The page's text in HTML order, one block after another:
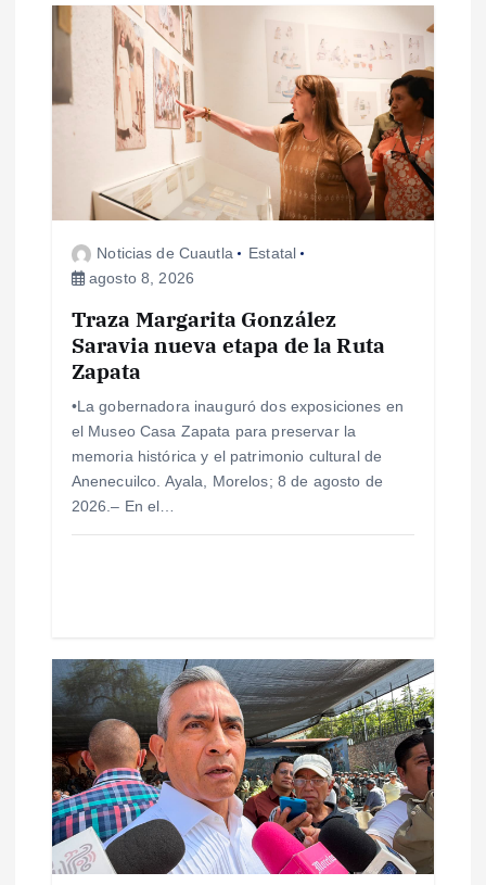
ó
d
a
s
Noticias de Cuautla
Estatal
agosto 8, 2026
Traza Margarita González
Saravia nueva etapa de la Ruta
Zapata
•La gobernadora inauguró dos exposiciones en
el Museo Casa Zapata para preservar la
memoria histórica y el patrimonio cultural de
Anenecuilco. Ayala, Morelos; 8 de agosto de
2026.– En el…